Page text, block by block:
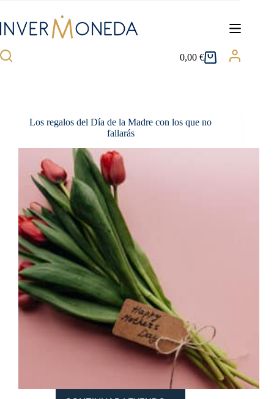
contenido
Carro
0,00€
Los regalos del Día de la Madre con los que no
fallarás